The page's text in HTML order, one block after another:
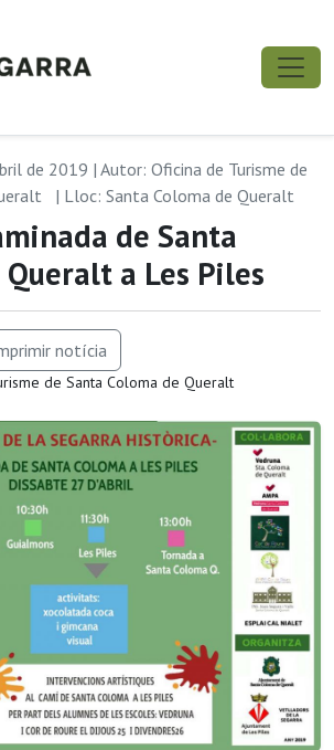
de 2019 | Autor: Oficina de Turisme de
| Lloc: Santa Coloma de Queralt
de Santa
a Les Piles
notícia
de Santa Coloma de Queralt